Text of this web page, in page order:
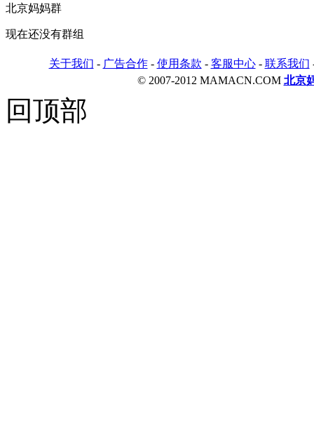
北京妈妈群
现在还没有群组
关于我们 - 广告合作- 使用条款 - 客服中心- 联系我们
© 2007-2012 MAMACN.COM 北京
回顶部